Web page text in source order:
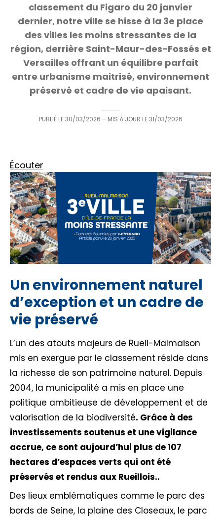
classement du Figaro du 20 janvier
dernier, notre ville se hisse à la 3e place
des villes les moins stressantes de la
région, derrière Saint-Maur-des-Fossés et
Versailles offrant un équilibre parfait
entre urbanisme maitrisé, environnement
préservé et cadre de vie apaisant.
PUBLIÉ LE 30/03/2026 – MIS À JOUR LE31/03/2026
Écouter
Un environnement naturel
d’exception et un cadre de
vie préservé
L’un des atouts majeurs de Rueil-Malmaison
mis en exergue par le classement réside dans
la richesse de son patrimoine naturel. Depuis
2004, la municipalité a mis en place une
politique ambitieuse de développement et de
valorisation de la biodiversité. Grâce à des
investissements soutenus et une vigilance
accrue, ce sont aujourd’hui plus de 107
hectares d’espaces verts qui ont été
préservés et rendus aux Rueillois..
Des lieux emblématiques comme le parc des
bords de Seine, la plaine des Closeaux, le parc